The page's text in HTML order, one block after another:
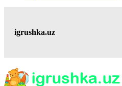
igrushka.uz